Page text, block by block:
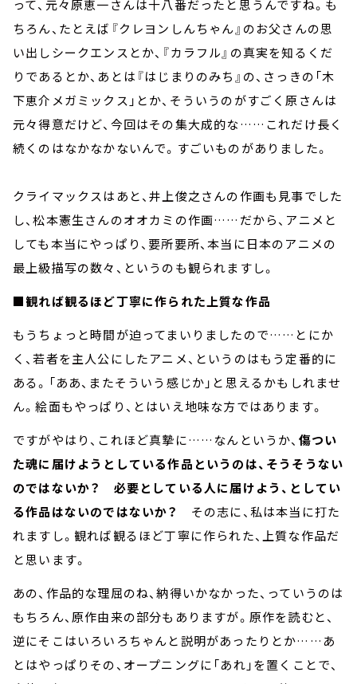
って、元々原恵一さんは十八番だったと思うんですね。も
ちろん、たとえば『クレヨンしんちゃん』のお父さんの思
い出しシークエンスとか、『カラフル』の真実を知るくだ
りであるとか、あとは『はじまりのみち』の、さっきの「木
下恵介メガミックス」とか、そういうのがすごく原さんは
元々得意だけど、今回はその集大成的な……これだけ長く
続くのはなかなかないんで。すごいものがありました。
クライマックスはあと、井上俊之さんの作画も見事でした
し、松本憲生さんのオオカミの作画……だから、アニメと
しても本当にやっぱり、要所要所、本当に日本のアニメの
最上級描写の数々、というのも観られますし。
■観れば観るほど丁寧に作られた上質な作品
もうちょっと時間が迫ってまいりましたので……とにか
く、若者を主人公にしたアニメ、というのはもう定番的に
ある。「ああ、またそういう感じか」と思えるかもしれませ
ん。絵面もやっぱり、とはいえ地味な方ではあります。
ですがやはり、これほど真摯に……なんというか、 傷つい
た魂に届けようとしている作品というのは、そうそうない
のではないか？ 必要としている人に届けよう、としてい
る作品はないのではないか？
その志に、私は本当に打た
れますし。観れば観るほど丁寧に作られた、上質な作品だ
と思います。
あの、作品的な理屈のね、納得いかなかった、っていうのは
もちろん、原作由来の部分もありますが。原作を読むと、
逆にそこはいろいろちゃんと説明があったりとか……あ
とはやっぱりその、オープニングに「あれ」を置くことで、